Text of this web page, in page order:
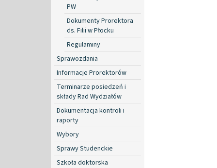
PW
Dokumenty Prorektora
ds. Filii w Płocku
Regulaminy
Sprawozdania
Informacje Prorektorów
Terminarze posiedzeń i
składy Rad Wydziałów
Dokumentacja kontroli i
raporty
Wybory
Sprawy Studenckie
Szkoła doktorska